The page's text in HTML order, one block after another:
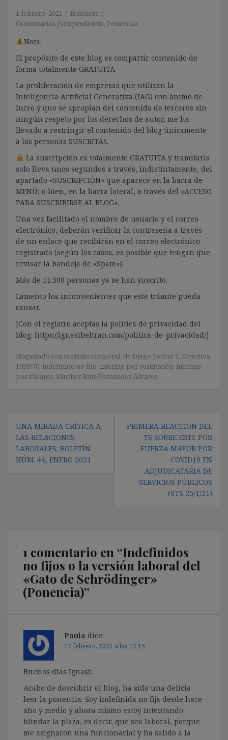
1 febrero, 2021
ibdehere
Comentarios Jurisprudencia, Ponencias
Nota:
El propósito de este blog es compartir contenido de
forma totalmente GRATUITA.
La proliferación de empresas que utilizan la
Inteligencia Artificial Generativa (IAG) con ánimo de
lucro y que se apropian del contenido de terceros sin
ningún respeto por los derechos de autor, me ha
llevado a restringir el contenido del blog únicamente
a las personas SUSCRITAS.
La suscripción es totalmente GRATUITA y tramitarla
solo lleva unos segundos a través, indistintamente, del
apartado «SUSCRIPCIÓN» que aparece en la barra de
MENÚ; o bien, en la barra lateral, a través del «ACCESO
PARA SUSCRIBIRSE AL BLOG».
Una vez facilitado el nombre de usuario y el correo
electrónico, deberán verificar la contraseña a través
de un enlace que recibirán en el correo electrónico
registrado (según los casos, es posible que tengan que
revisar la bandeja de «Spam»).
Más de 11.500 personas ya se han suscrito.
Lamento los inconvenientes que este trámite pueda
causar.
[Con el registro aceptas la política de privacidad del
blog: https://ignasibeltran.com/politica-de-privacidad/]
Etiquetado con contrato temporal, de Diego Porras 2, Directiva
1999/70, indefinido no fijo, interino por sustitución, interino
por vacante, Sánchez Ruiz/Fernández Álvarez
Navegación
de
entradas
UNA MIRADA CRÍTICA A
LAS RELACIONES
LABORALES: BOLETÍN
NÚM. 44, ENERO 2021
PRIMERA REACCIÓN DEL
TS SOBRE ERTE POR
FUERZA MAYOR POR
COVID19 EN
ADJUDICATARIA DE
SERVICIOS PÚBLICOS
(STS 25/1/21)
1 comentario en “Indefinidos
no fijos o la versión laboral del
«Gato de Schrödinger»
(Ponencia)”
Paula dice:
17 febrero, 2021 a las 12:15
Buenos días Ignasi:
Acabo de descubrir el blog, ha sido una delicia
leer la ponencia. Soy indefinida no fija desde hace
año y medio y ahora mismo estoy intentando
blindar la plaza, es decir, que sea laboral, porque
me asignaron una funcionarial y ha salido a la